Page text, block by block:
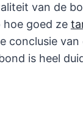
van de
hoe goed ze
conclusie van
is heel